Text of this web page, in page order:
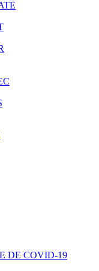
DE COVID-19